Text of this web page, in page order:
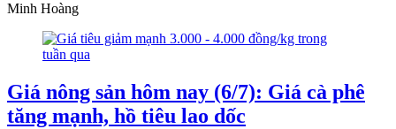
Minh Hoàng
Giá nông sản hôm nay (6/7): Giá cà phê
tăng mạnh, hồ tiêu lao dốc